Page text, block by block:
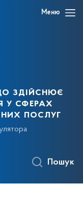
Меню
здійснює
у сферах
послуг
Пошук